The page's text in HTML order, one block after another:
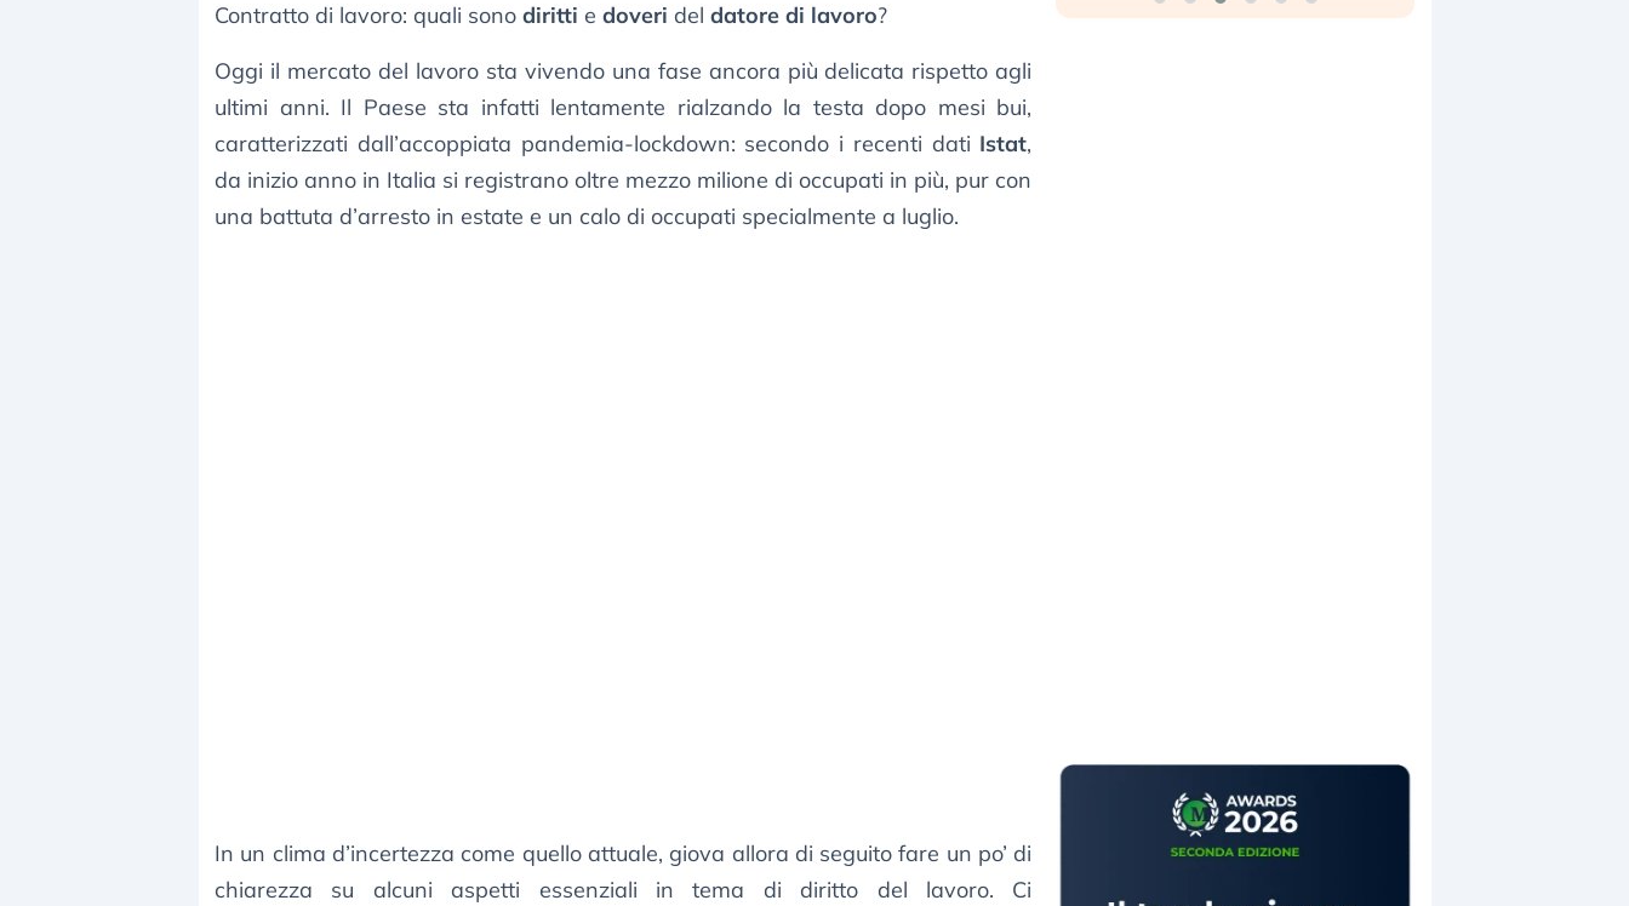
Contratto di lavoro: quali sono diritti e doveri del datore di lavoro?
Oggi il mercato del lavoro sta vivendo una fase ancora più delicata rispetto agli
ultimi anni. Il Paese sta infatti lentamente rialzando la testa dopo mesi bui,
caratterizzati dall’accoppiata pandemia-lockdown: secondo i recenti dati Istat,
da inizio anno in Italia si registrano oltre mezzo milione di occupati in più, pur con
una battuta d’arresto in estate e un calo di occupati specialmente a luglio.
In un clima d’incertezza come quello attuale, giova allora di seguito fare un po’ di
chiarezza su alcuni aspetti essenziali in tema di diritto del lavoro. Ci